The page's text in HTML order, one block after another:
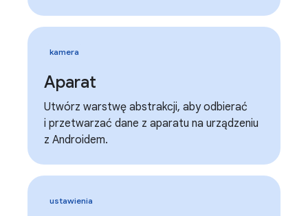
kamera
Aparat
Utwórz warstwę abstrakcji, aby odbierać
i przetwarzać dane z aparatu na urządzeniu
z Androidem.
ustawienia